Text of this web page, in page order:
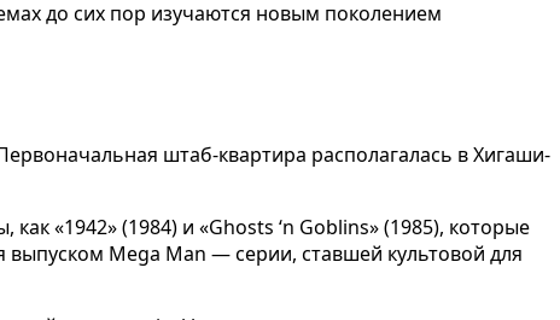
до сих пор изучаются новым поколением
штаб-квартира располагалась в Хигаши-
«1942» (1984) и «Ghosts ‘n Goblins» (1985), которые
Mega Man — серии, ставшей культовой для